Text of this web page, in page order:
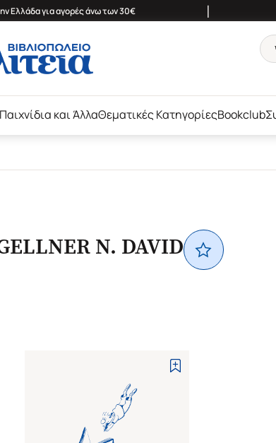
Ελλάδα για αγορές άνω των 30€ |
Παιχνίδια και ΆλλαΘεματικές ΚατηγορίεςBookclub
N. DAVID